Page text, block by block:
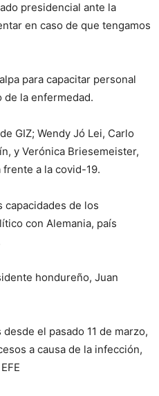
presidencial ante la
en caso de que tengamos
para capacitar personal
la enfermedad.
GIZ; Wendy Jó Lei, Carlo
y Verónica Briesemeister,
a la covid-19.
capacidades de los
con Alemania, país
hondureño, Juan
el pasado 11 de marzo,
a causa de la infección,